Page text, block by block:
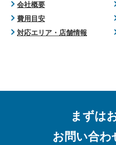
会社概要
費用目安
対応エリア・店舗情報
まずは
お問い合わ